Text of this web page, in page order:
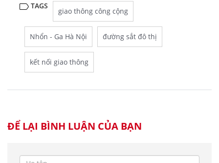
TAGS
giao thông công cộng
Nhổn - Ga Hà Nội đường sắt đô thị
kết nối giao thông
ĐỂ LẠI BÌNH LUẬN CỦA BẠN